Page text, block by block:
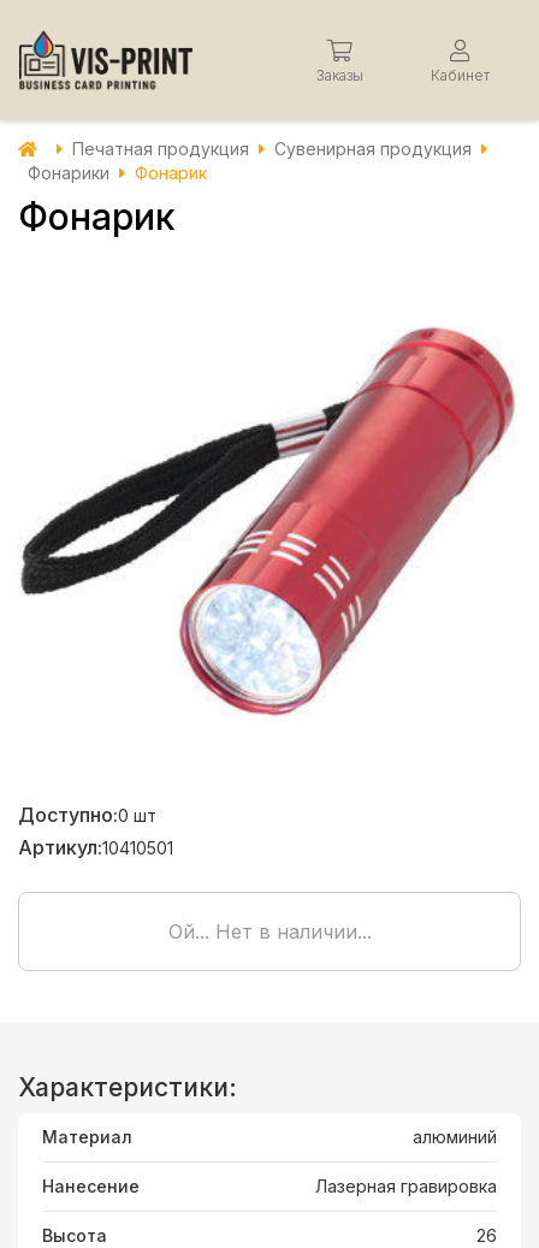
Заказы Кабинет
Печатная продукция
Сувенирная продукция
Фонарики
Фонарик
Фонарик
Доступно:0 шт
Артикул:10410501
Ой... Нет в наличии...
Характеристики:
Материал алюминий
Нанесение Лазерная гравировка
Высота 26